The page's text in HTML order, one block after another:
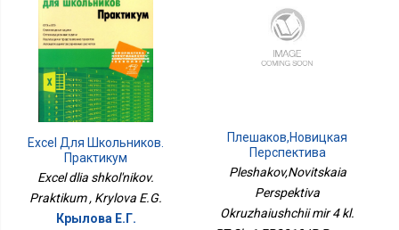
Excel Для Школьников.
Практикум
Excel dlia shkol'nikov.
Praktikum , Krylova E.G.
Крылова Е.Г.
Плешаков,Новицкая
Перспектива
Окружающий Мир 4 Кл.
РТ Ч.1 ФП2019 ИП Просв.
Pleshakov,Novitskaia
Perspektiva
Okruzhaiushchii mir 4 kl.